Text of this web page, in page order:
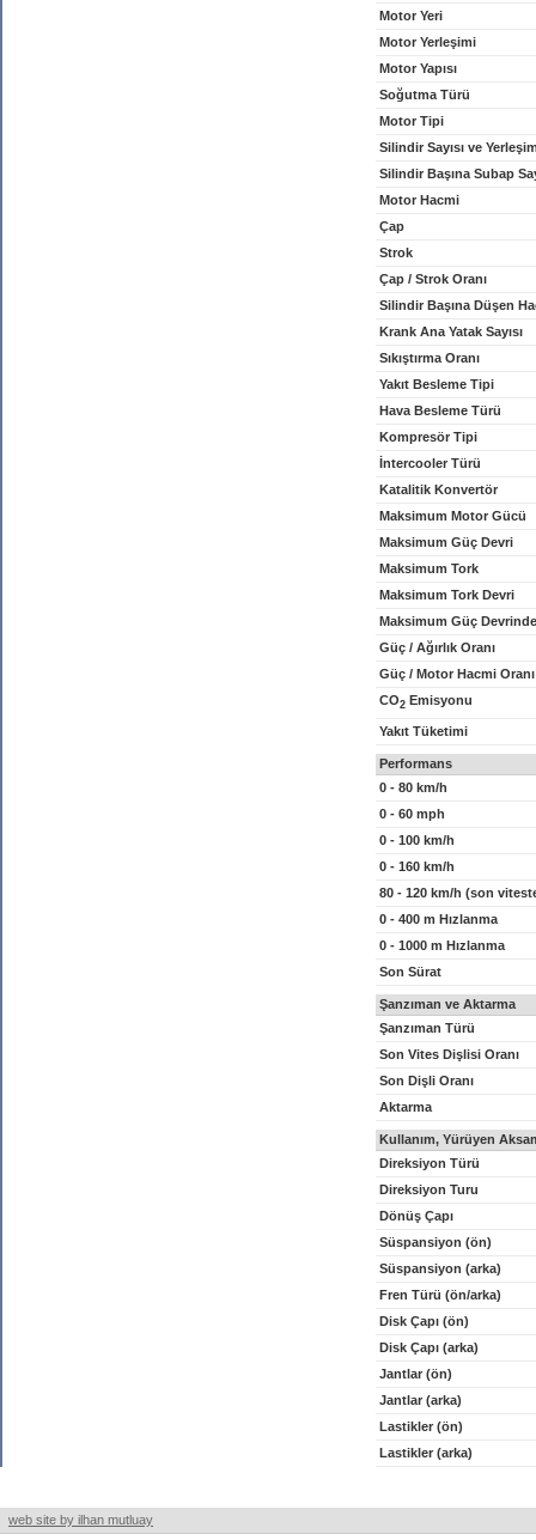
Motor Yeri
Motor Yerleşimi
Motor Yapısı
Soğutma Türü
Motor Tipi
Silindir Sayısı ve
Silindir Başına Subap
Motor Hacmi
Çap
Strok
Çap / Strok Oranı
Silindir Başına Düşen
Krank Ana Yatak Sayısı
Sıkıştırma Oranı
Yakıt Besleme Tipi
Hava Besleme Türü
Kompresör Tipi
İntercooler Türü
Katalitik Konvertör
Maksimum Motor Gücü
Maksimum Güç Devri
Maksimum Tork
Maksimum Tork Devri
Maksimum Güç
Güç / Ağırlık Oranı
Güç / Motor Hacmi Oranı
CO2 Emisyonu
Yakıt Tüketimi
Performans
0 - 80 km/h
0 - 60 mph
0 - 100 km/h
0 - 160 km/h
80 - 120 km/h (son
0 - 400 m Hızlanma
0 - 1000 m Hızlanma
Son Sürat
Şanzıman ve Aktarma
Şanzıman Türü
Son Vites Dişlisi Oranı
Son Dişli Oranı
Aktarma
Kullanım, Yürüyen
Direksiyon Türü
Direksiyon Turu
Dönüş Çapı
Süspansiyon (ön)
Süspansiyon (arka)
Fren Türü (ön/arka)
Disk Çapı (ön)
Disk Çapı (arka)
Jantlar (ön)
Jantlar (arka)
Lastikler (ön)
Lastikler (arka)
web site by ilhan mutluay